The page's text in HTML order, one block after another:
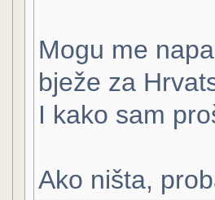
Mogu me
bježe za
I kako sam
Ako ništa,